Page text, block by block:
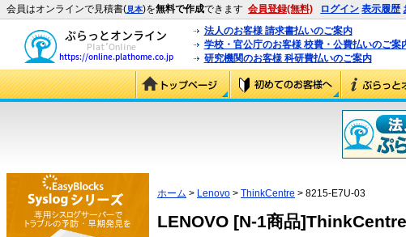
会員はオンラインで見積書(見本)を無料で作成できます 会員登録(無料) ログイン 表示履歴
法人のお客様 請求書払いのご案内
学校・官公庁のお客様 校費・公費払いのご案
研究機関のお客様 科研費払いのご案内
ホーム > Lenovo > ThinkCentre > 8215-E7U-03
LENOVO [N-1商品